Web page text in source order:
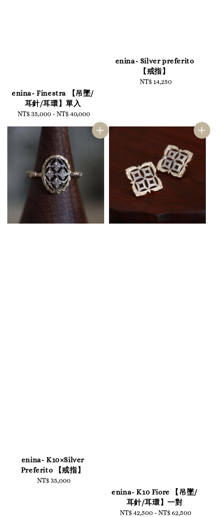
enina- Finestra 【吊墜/
耳針/耳環】單入
Regular
NT$ 35,000 -NT$ 40,000
enina- Silver preferito
【戒指】
Regular
NT$ 14,250
enina- K10×Silver
Preferito 【戒指】
Regular
NT$ 35,000
enina- K10 Fiore 【吊墜/
耳針/耳環】一對
Regular
NT$ 42,500 -NT$ 62,500